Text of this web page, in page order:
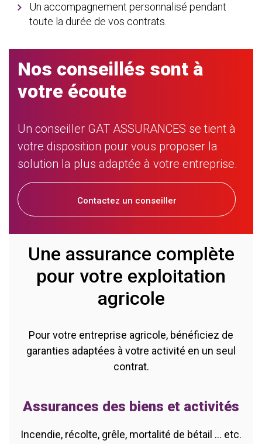
Un accompagnement personnalisé pendant
toute la durée de vos contrats.
Nos conseillés sont à
votre écoute
Un conseiller GAT ASSURANCES se tient à
votre disposition pour vous proposer la
solution la plus adaptée à votre entreprise.
Contactez un conseiller
Une assurance complète
pour votre exploitation
agricole
Pour votre entreprise agricole, bénéficiez de
garanties adaptées à votre activité en un seul
contrat.
Assurances des biens et activités
Incendie, récolte, grêle, mortalité de bétail ... etc.